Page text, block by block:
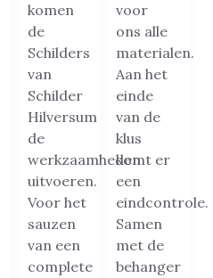
komen
de
Schilders
van
Schilder
Hilversum
de
werkzaamheden
uitvoeren.
Voor het
sauzen
van een
complete
voor
ons alle
materialen.
Aan het
einde
van de
klus
komt er
een
eindcontrole.
Samen
met de
behanger